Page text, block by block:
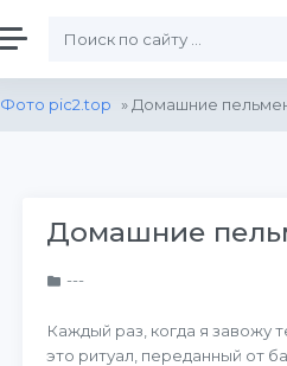
Фото pic2.top » Домашние
Домашние
---
Каждый раз, когда я завожу
это ритуал, переданный от